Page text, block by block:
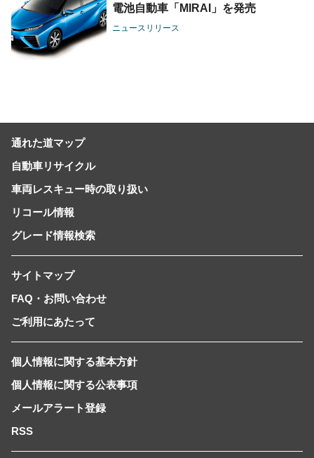
電池自動車「MIRAI」を発売
ニュースリリース
通れた道マップ
自動車リサイクル
車両レスキュー時の取り扱い
リコール情報
グレード情報検索
サイトマップ
FAQ・お問い合わせ
ご利用にあたって
個人情報に関する基本方針
個人情報に関する公表事項
メールアラート登録
RSS